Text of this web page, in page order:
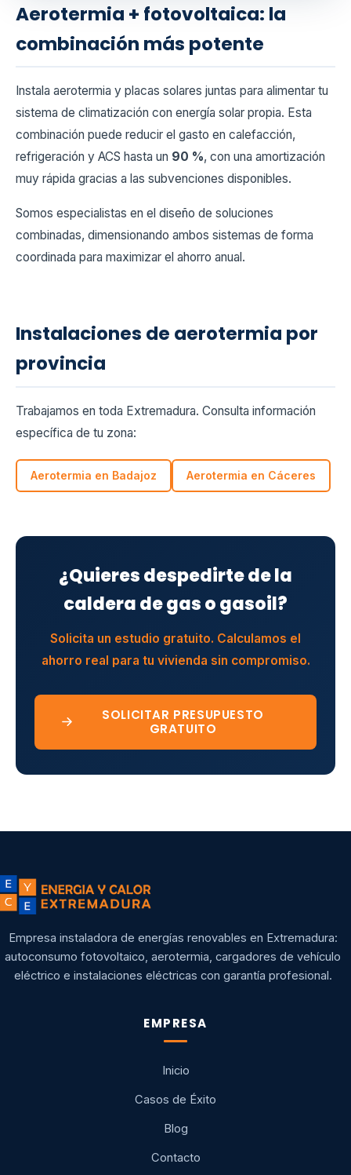
Aerotermia + fotovoltaica: la
combinación más potente
Instala aerotermia y placas solares juntas para alimentar tu
sistema de climatización con energía solar propia. Esta
combinación puede reducir el gasto en calefacción,
refrigeración y ACS hasta un 90 %, con una amortización
muy rápida gracias a las subvenciones disponibles.
Somos especialistas en el diseño de soluciones
combinadas, dimensionando ambos sistemas de forma
coordinada para maximizar el ahorro anual.
Instalaciones de aerotermia por
provincia
Trabajamos en toda Extremadura. Consulta información
específica de tu zona:
Aerotermia en Badajoz Aerotermia en Cáceres
¿Quieres despedirte de la
caldera de gas o gasoil?
Solicita un estudio gratuito. Calculamos el
ahorro real para tu vivienda sin compromiso.
SOLICITAR PRESUPUESTO
GRATUITO
Empresa instaladora de energías renovables en Extremadura:
autoconsumo fotovoltaico, aerotermia, cargadores de vehículo
eléctrico e instalaciones eléctricas con garantía profesional.
EMPRESA
Inicio
Casos de Éxito
Blog
Contacto